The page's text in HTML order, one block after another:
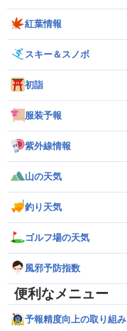
紅葉情報
スキー＆スノボ
初詣
服装予報
紫外線情報
山の天気
釣り天気
ゴルフ場の天気
風邪予防指数
便利なメニュー
予報精度向上の取り組み